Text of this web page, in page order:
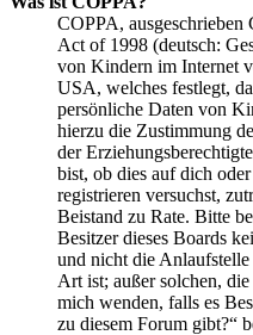
COPPA, ausgeschrieben
Act of 1998 (deutsch:
von Kindern im Internet
USA, welches festlegt,
persönliche Daten von
hierzu die Zustimmung
der
bist, ob dies auf dich
registrieren versuchst,
Beistand zu Rate. Bitte
Besitzer dieses Boards
und nicht die
Art ist; außer solchen,
mich wenden, falls es
zu diesem Forum gibt?“